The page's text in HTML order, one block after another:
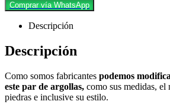
Comprar vía WhatsApp
Descripción
Descripción
Como somos fabricantes podemos
este par de argollas, como sus medidas, el
piedras e inclusive su estilo.